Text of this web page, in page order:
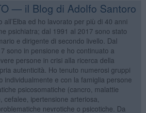
— il Blog di Adolfo Santoro
all’Elba ed ho lavorato per più di 40 anni
psichiatra; dal 1991 al 2017 sono stato
e dirigente di secondo livello. Dal
sono in pensione e ho continuato a
persone in crisi alla ricerca della
autenticità. Ho tenuto numerosi gruppi
individualmente e con la famiglia persone
psicosomatiche (cancro, malattie
cefalee, ipertensione arteriosa,
nevrotiche o psicotiche. Da